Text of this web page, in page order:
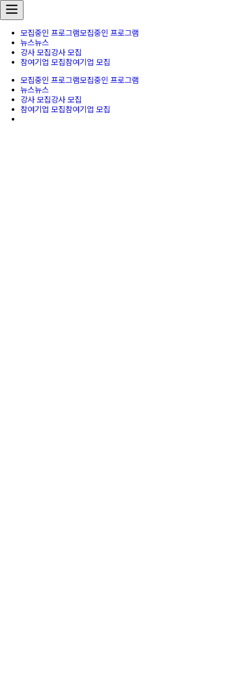
모집중인 프로그램모집중인 프로그램
뉴스뉴스
강사 모집강사 모집
참여기업 모집참여기업 모집
모집중인 프로그램모집중인 프로그램
뉴스뉴스
강사 모집강사 모집
참여기업 모집참여기업 모집